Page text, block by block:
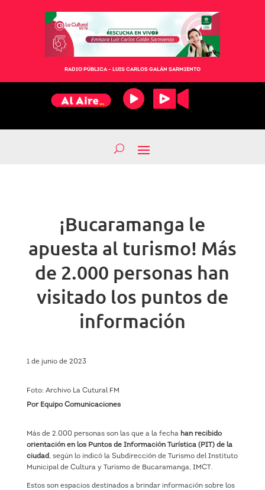
RADIO PÚBLICA – LUIS CARLOS GALÁN SARMIENTO
¡Bucaramanga le
apuesta al turismo! Más
de 2.000 personas han
visitado los puntos de
información
1 de junio de 2023
Foto: Archivo La Cutural FM
Por Equipo Comunicaciones
Más de 2.000 personas son las que a la fechahan recibido
orientación en los Puntos de Información Turística (PIT) de la
ciudad, según lo indicó la Subdirección de Turismo del Instituto
Municipal de Cultura y Turismo de Bucaramanga, IMCT.
Estos son espacios destinados a brindar información sobre los